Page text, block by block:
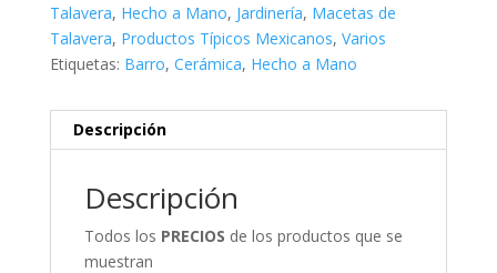
Talavera, Hecho a Mano, Jardinería, Macetas de
Talavera, Productos Típicos Mexicanos, Varios
Etiquetas: Barro, Cerámica, Hecho a Mano
Descripción
Descripción
Todos los PRECIOS de los productos que se
muestran